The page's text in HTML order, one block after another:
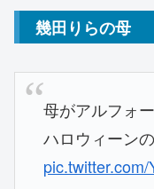
幾田りらの母
母がアルフォ
ハロウィーン